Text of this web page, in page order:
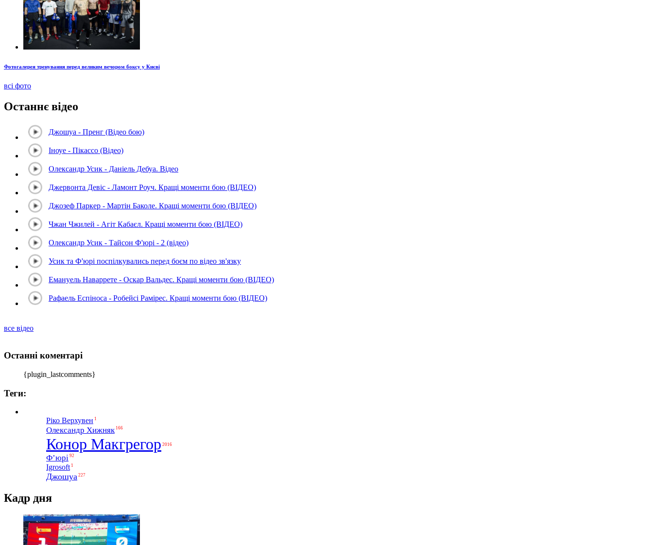
Фотогалерея тренування перед великим вечором боксу у Києві
всі фото
Останнє відео
Джошуа - Пренг (Відео бою)
Іноуе - Пікассо (Відео)
Олександр Усик - Даніель Дебуа. Відео
Джервонта Девіс - Ламонт Роуч. Кращі моменти бою (ВІДЕО)
Джозеф Паркер - Мартін Баколе. Кращі моменти бою (ВІДЕО)
Чжан Чжилей - Агіт Кабаєл. Кращі моменти бою (ВІДЕО)
Олександр Усик - Тайсон Ф'юрі - 2 (відео)
Усик та Ф'юрі поспілкувались перед боєм по відео зв'язку
Емануель Наваррете - Оскар Вальдес. Кращі моменти бою (ВІДЕО)
Рафаель Еспіноса - Робейсі Рамірес. Кращі моменти бою (ВІДЕО)
все відео
Останні коментарі
{plugin_lastcomments}
Теги:
Ріко Верхувен 1
Олександр Хижняк 166
Конор Макгрегор 2016
Ф’юрі 92
Igrosoft 1
Джошуа 227
Кадр дня